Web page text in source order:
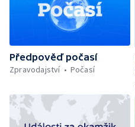
Předpověď počasí
Zpravodajství
Počasí